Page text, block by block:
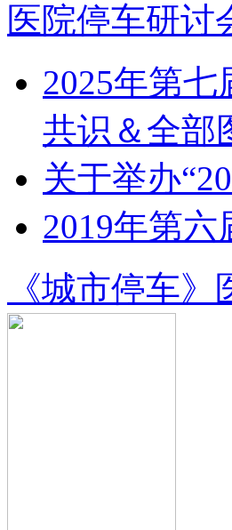
医院停车研讨
2025年第
共识＆全部
关于举办
2019年第
《城市停车